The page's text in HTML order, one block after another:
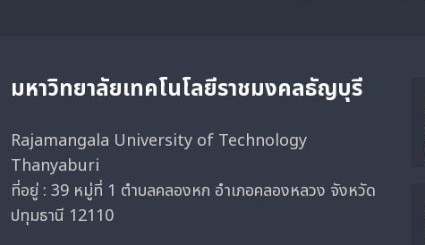
มหาวิทยาลัยเทคโนโลยีราชมงคลธัญบุรี
Rajamangala University of Technology
Thanyaburi
ที่อยู่ : 39 หมู่ที่ 1 ตำบลคลองหก อำเภอคลองหลวง จังหวัด
ปทุมธานี 12110